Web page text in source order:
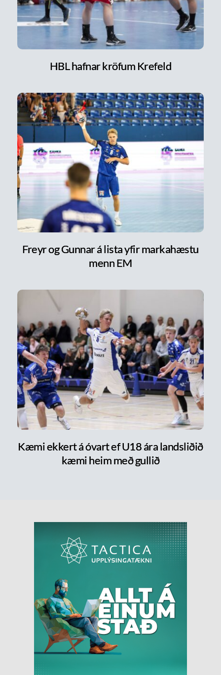
HBL hafnar kröfum Krefeld
Freyr og Gunnar á lista yfir markahæstu
menn EM
Kæmi ekkert á óvart ef U18 ára landsliðið
kæmi heim með gullið